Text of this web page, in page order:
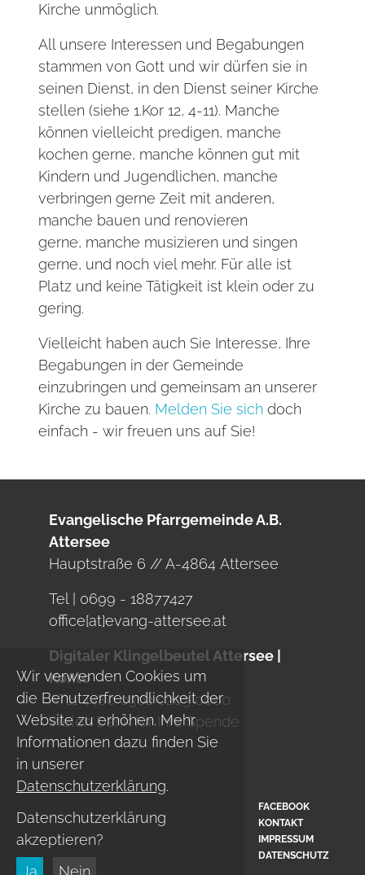
Wir verwenden Cookies um
die Benutzerfreundlichkeit der
Website zu erhöhen. Mehr
Informationen dazu finden Sie
in unserer
Datenschutzerklärung.
Datenschutzerklärung
akzeptieren?
Ja
Nein
Kirche unmöglich.
All unsere Interessen und Begabungen
stammen von Gott und wir dürfen sie in
seinen Dienst, in den Dienst seiner Kirche
stellen (siehe 1.Kor 12, 4-11). Manche
können vielleicht predigen, manche
kochen gerne, manche können gut mit
Kindern und Jugendlichen, manche
verbringen gerne Zeit mit anderen,
manche bauen und renovieren
gerne, manche musizieren und singen
gerne, und noch viel mehr. Für alle ist
Platz und keine Tätigkeit ist klein oder zu
gering.
Vielleicht haben auch Sie Interesse, Ihre
Begabungen in der Gemeinde
einzubringen und gemeinsam an unserer
Kirche zu bauen. Melden Sie sich doch
einfach - wir freuen uns auf Sie!
Evangelische Pfarrgemeinde A.B.
Attersee
Hauptstraße 6 // A-4864 Attersee
Tel | 0699 - 18877427
office[at]evang-attersee.at
Digitaler Klingelbeutel Attersee |
Konto
AT11 4480 0302 0203 0000
Vielen Dank für Ihre Spende
FACEBOOK
KONTAKT
IMPRESSUM
DATENSCHUTZ